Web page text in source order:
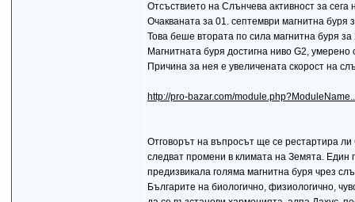
Отсъствието на Слънчева активност за
Очакваната за 01. септември магнитна буря
Това беше втората по сила магнитна буря за
Магнитната буря достигна ниво G2,
Причина за нея е увеличената скорост на
http://pro-bazar.com/
Отговорът на въпросът ще се рестартира
следват промени в климата на Земята. Един
предизвикала голяма магнитна буря чрез
Българите на биологично, физиологично,